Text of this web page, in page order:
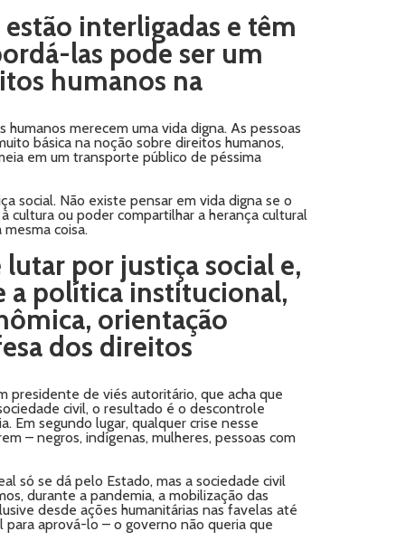
interligadas e têm
las pode ser um
humanos na
merecem uma vida digna. As pessoas
básica na noção sobre direitos humanos,
em um transporte público de péssima
social. Não existe pensar em vida digna se o
cultura ou poder compartilhar a herança cultural
coisa.
por justiça social e,
a política institucional,
orientação
dos direitos
presidente de viés autoritário, que acha que
civil, o resultado é o descontrole
segundo lugar, qualquer crise nesse
– negros, indígenas, mulheres, pessoas com
só se dá pelo Estado, mas a sociedade civil
durante a pandemia, a mobilização das
desde ações humanitárias nas favelas até
aprová-lo – o governo não queria que